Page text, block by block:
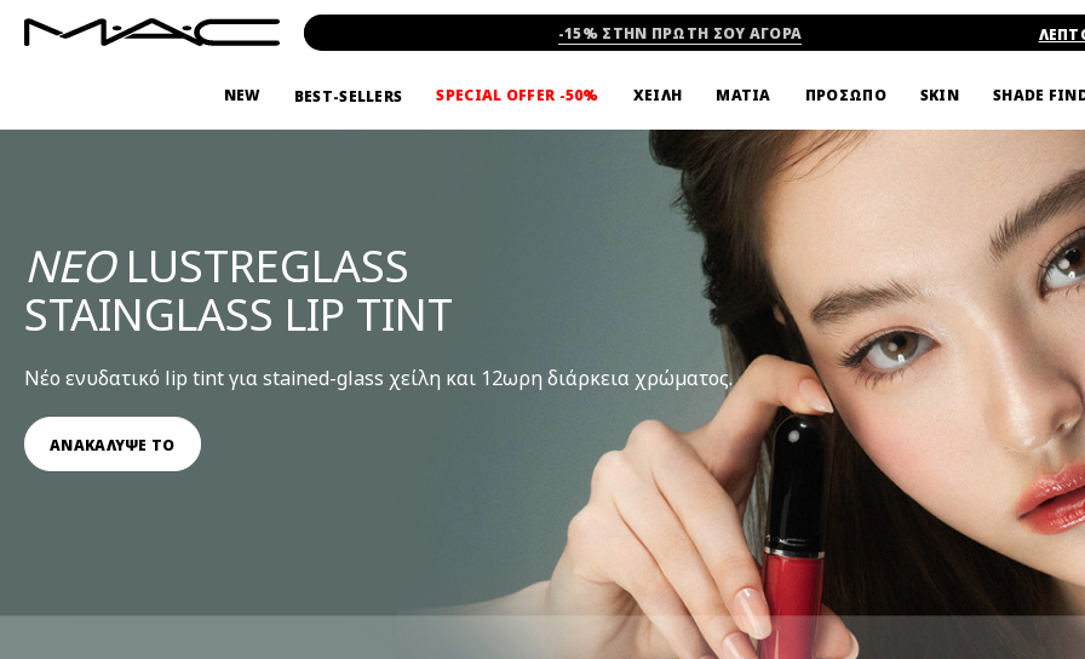
-15% ΣΤΗΝ ΠΡΩΤΗ ΣΟΥ ΑΓΟΡΑ
NEW BEST-SELLERS SPECIAL OFFER -50% ΧΕΙΛΗ ΜΑΤΙΑ ΠΡΟΣΩΠΟ SKIN SHADE
ΝΕΟLUSTREGLASS
STAINGLASS LIP TINT
Νέο ενυδατικό lip tint για stained-glass χείλη και 12ωρη διάρκεια χρώματος.
ΑΝΑΚΑΛΥΨΕ ΤΟ